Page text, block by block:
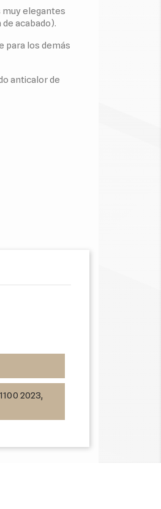
elegantes
acabado).
para los demás
anticalor de
2023,